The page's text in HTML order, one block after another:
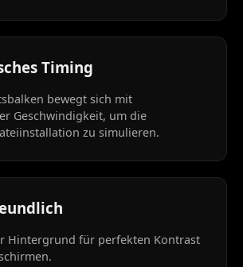
Timing
bewegt sich mit
Geschwindigkeit, um die
zu simulieren.
Hintergrund für perfekten Kontrast